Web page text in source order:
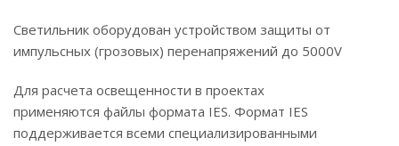
Светильник оборудован устройством защиты от
импульсных (грозовых) перенапряжений до 5000V
Для расчета освещенности в проектах
применяются файлы формата IES. Формат IES
поддерживается всеми специализированными